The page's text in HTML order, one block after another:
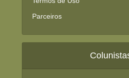
Parceiros